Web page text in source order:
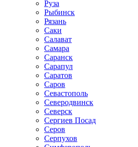
Руза
Рыбинск
Рязань
Саки
Салават
Самара
Саранск
Сарапул
Саратов
Саров
Севастополь
Северодвинск
Северск
Сергиев Посад
Серов
Серпухов